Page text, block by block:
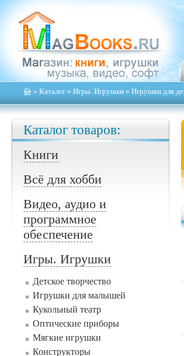
» Каталог » Игры. Игрушки » Игрушки для
Каталог товаров:
Книги
Всё для хобби
Видео, аудио и
программное
обеспечение
Игры. Игрушки
Детское творчество
Игрушки для малышей
Кукольный театр
Оптические приборы
Мягкие игрушки
Конструкторы